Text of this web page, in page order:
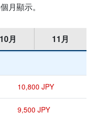
月顯示。
10月 11月
10,800 JPY
9,500 JPY